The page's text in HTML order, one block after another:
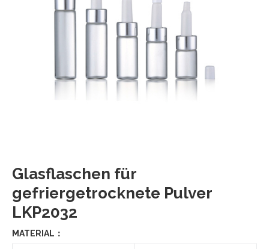
Glasflaschen für
gefriergetrocknete Pulver
LKP2032
MATERIAL：